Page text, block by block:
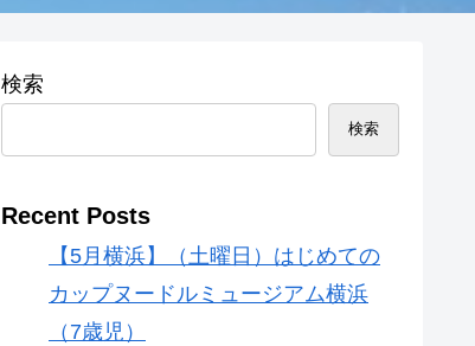
検索
検索
Recent Posts
【5月横浜】（土曜日）はじめての
カップヌードルミュージアム横浜
（7歳児）